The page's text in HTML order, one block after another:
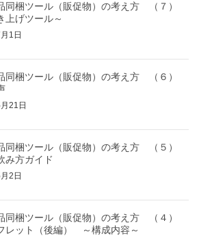
同梱ツール（販促物）の考え方 （７）
上げツール～
1日
同梱ツール（販促物）の考え方 （６）
21日
同梱ツール（販促物）の考え方 （５）
み方ガイド
2日
同梱ツール（販促物）の考え方 （４）
レット（後編） ～構成内容～